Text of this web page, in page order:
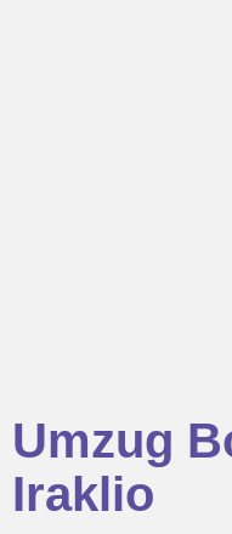
Umzug
Iraklio